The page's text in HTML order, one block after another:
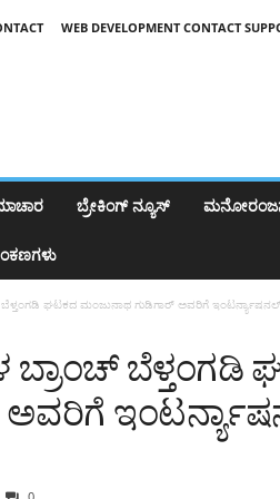
WEB DEVELOPMENT CONTACT
ಬ್ರೇಕಿಂಗ್‌ ನ್ಯೂಸ್
ಘಟಕದ ಮಂಜುನಾಥ ಗುಡಿಗಾರ್ ಅವರಿಗೆ
ಬೆಳ್ತಂಗಡಿ